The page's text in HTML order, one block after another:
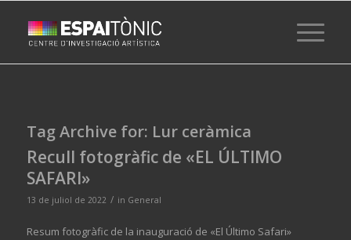
Tag Archive for: Lur ceràmica
Recull fotogràfic de «EL ÚLTIMO
SAFARI»
13 de juliol de 2022 / in General
Resum fotogràfic de la inauguració de «El Último Safari»